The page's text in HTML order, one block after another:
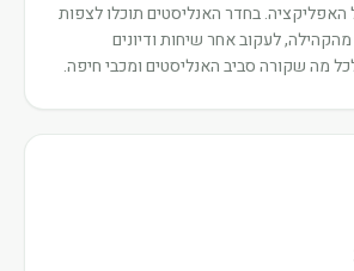
בחדר האנליסטים תוכלו לצפות
לעקוב אחר שיחות ודיונים
מה שקורה סביב האנליסטים ומכבי חיפה.